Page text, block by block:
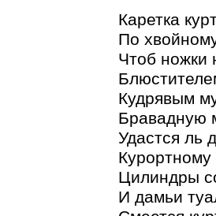
Каретка
По
Чтоб ножки
Кудрявым
Бравадную
Удастся ль
Цилиндры
И дамьи